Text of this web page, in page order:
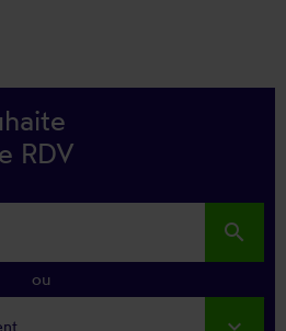
RDV
search
ou